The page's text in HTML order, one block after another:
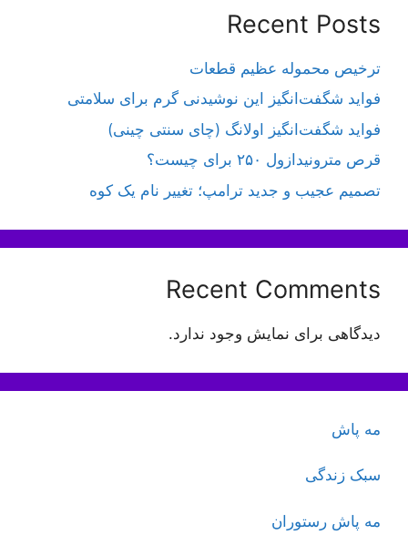
Recent Posts
ترخیص محموله عظیم قطعات
فواید شگفت‌انگیز این نوشیدنی گرم برای سلامتی
فواید شگفت‌انگیز اولانگ (چای سنتی چینی)
قرص مترونیدازول ۲۵۰ برای چیست؟
تصمیم عجیب و جدید ترامپ؛ تغییر نام یک کوه
Recent Comments
دیدگاهی برای نمایش وجود ندارد.
مه پاش
سبک زندگی
مه پاش رستوران